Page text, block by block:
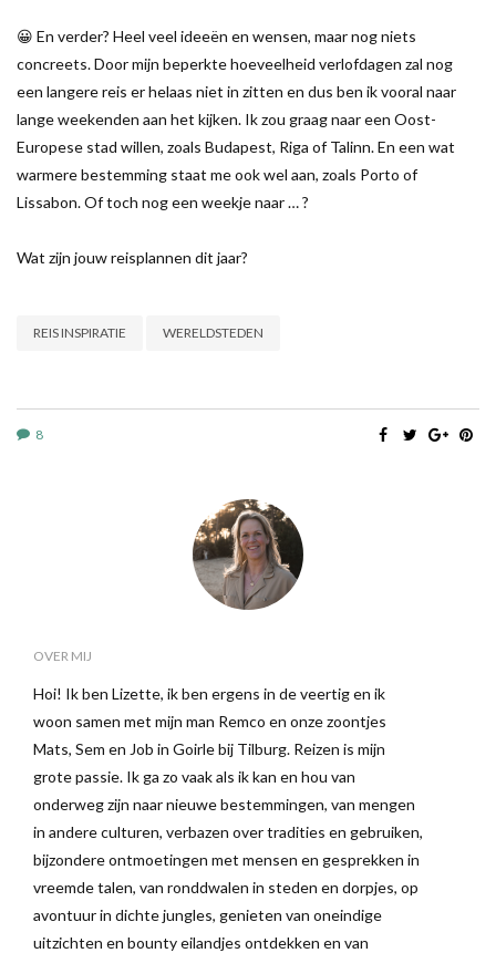
😀 En verder? Heel veel ideeën en wensen, maar nog niets
concreets. Door mijn beperkte hoeveelheid verlofdagen zal nog
een langere reis er helaas niet in zitten en dus ben ik vooral naar
lange weekenden aan het kijken. Ik zou graag naar een Oost-
Europese stad willen, zoals Budapest, Riga of Talinn. En een wat
warmere bestemming staat me ook wel aan, zoals Porto of
Lissabon. Of toch nog een weekje naar … ?
Wat zijn jouw reisplannen dit jaar?
REIS INSPIRATIE WERELDSTEDEN
8
OVER MIJ
Hoi! Ik ben Lizette, ik ben ergens in de veertig en ik
woon samen met mijn man Remco en onze zoontjes
Mats, Sem en Job in Goirle bij Tilburg. Reizen is mijn
grote passie. Ik ga zo vaak als ik kan en hou van
onderweg zijn naar nieuwe bestemmingen, van mengen
in andere culturen, verbazen over tradities en gebruiken,
bijzondere ontmoetingen met mensen en gesprekken in
vreemde talen, van ronddwalen in steden en dorpjes, op
avontuur in dichte jungles, genieten van oneindige
uitzichten en bounty eilandjes ontdekken en van